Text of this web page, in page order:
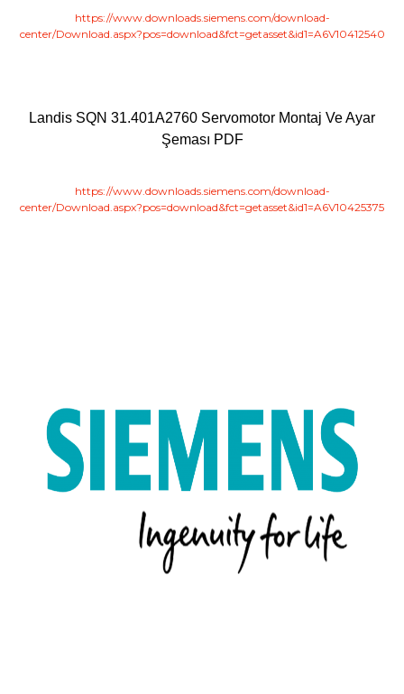
https://www.downloads.siemens.com/download-
center/Download.aspx?pos=download&fct=getasset&id1=A6V10412540
Landis SQN 31.401A2760 Servomotor Montaj Ve Ayar
Şeması PDF
https://www.downloads.siemens.com/download-
center/Download.aspx?pos=download&fct=getasset&id1=A6V10425375